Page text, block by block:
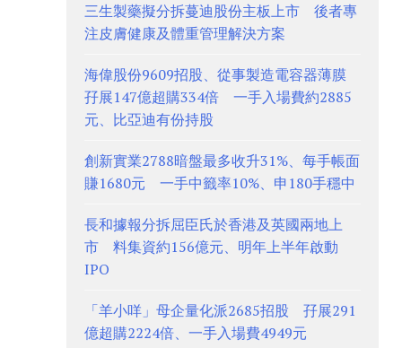
三生製藥擬分拆蔓迪股份主板上市 後者專
注皮膚健康及體重管理解決方案
海偉股份9609招股、從事製造電容器薄膜
孖展147億超購334倍 一手入場費約2885
元、比亞迪有份持股
創新實業2788暗盤最多收升31%、每手帳面
賺1680元 一手中籤率10%、申180手穩中
長和據報分拆屈臣氏於香港及英國兩地上
市 料集資約156億元、明年上半年啟動
IPO
「羊小咩」母企量化派2685招股 孖展291
億超購2224倍、一手入場費4949元